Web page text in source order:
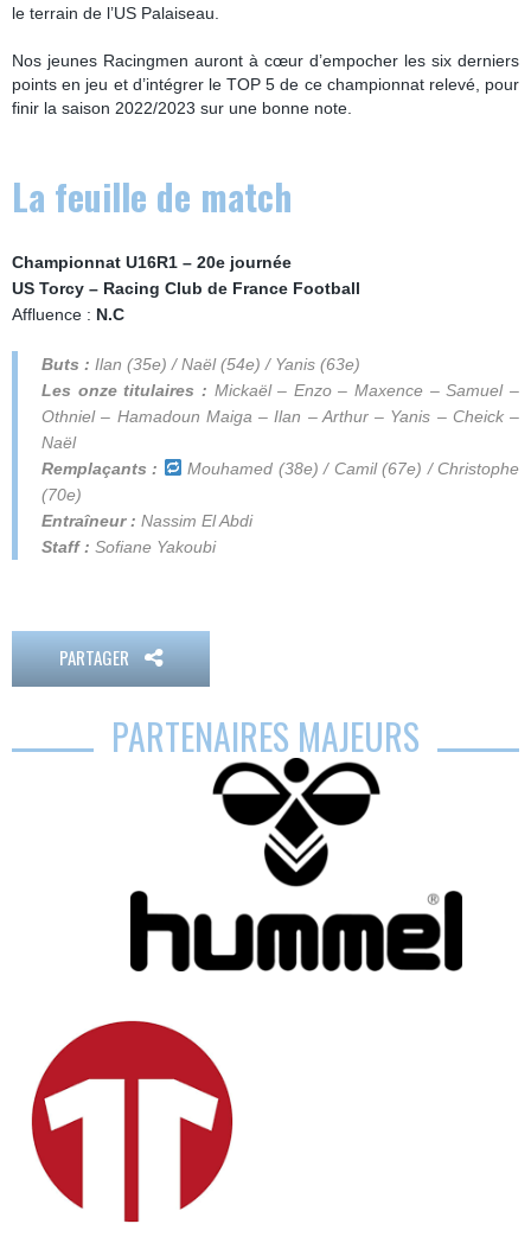
le terrain de l’US Palaiseau.
Nos jeunes Racingmen auront à cœur d’empocher les six derniers
points en jeu et d’intégrer le TOP 5 de ce championnat relevé, pour
finir la saison 2022/2023 sur une bonne note.
La feuille de match
Championnat U16R1 – 20e journée
US Torcy – Racing Club de France Football
Affluence : N.C
Buts : Ilan (35e) / Naël (54e) / Yanis (63e)
Les onze titulaires : Mickaël – Enzo – Maxence – Samuel –
Othniel – Hamadoun Maiga – Ilan – Arthur – Yanis – Cheick –
Naël
Remplaçants :
Mouhamed (38e) / Camil (67e) / Christophe
(70e)
Entraîneur : Nassim El Abdi
Staff : Sofiane Yakoubi
PARTAGER
PARTENAIRES MAJEURS